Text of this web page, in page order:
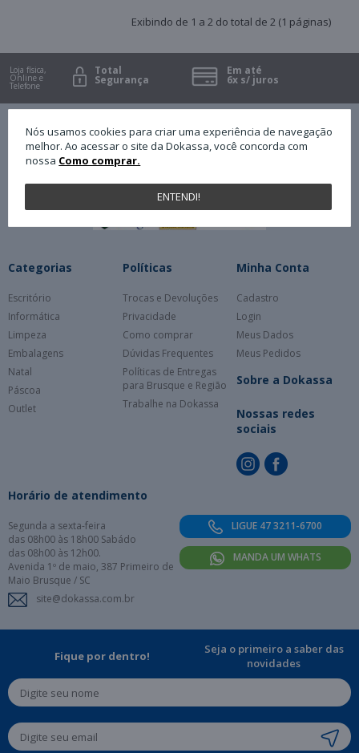
Exibindo de 1 a 2 do total de 2 (1 páginas)
Loja física,
Online e
Telefone
Total
Segurança
Em até
6x s/ juros
Nós usamos cookies para criar uma experiência de navegação
melhor. Ao acessar o site da Dokassa, você concorda com
nossa Como comprar.
ENTENDI!
Formas de Pagamento
Segurança
Categorias
Escritório
Informática
Limpeza
Embalagens
Natal
Páscoa
Outlet
Políticas
Trocas e Devoluções
Privacidade
Como comprar
Dúvidas Frequentes
Políticas de Entregas
para Brusque e Região
Trabalhe na Dokassa
Minha Conta
Cadastro
Login
Meus Dados
Meus Pedidos
Sobre a Dokassa
Nossas redes
sociais
Horário de atendimento
Segunda a sexta-feira
das 08h00 às 18h00 Sabádo
das 08h00 às 12h00.
Avenida 1º de maio, 387 Primeiro de
Maio Brusque / SC
site@dokassa.com.br
LIGUE 47 3211-6700
MANDA UM WHATS
Fique por dentro!
Seja o primeiro a saber das
novidades